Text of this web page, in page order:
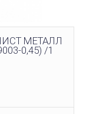
МЕТАЛЛ
0,45) /1